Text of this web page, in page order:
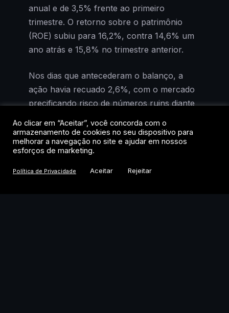
anual e de 3,5% frente ao primeiro
trimestre. O retorno sobre o patrimônio
(ROE) subiu para 16,2%, contra 14,6% um
ano atrás e 15,8% no trimestre anterior.
Nos dias que antecederam o balanço, a
ação havia recuado 2,6%, com o mercado
precificando risco de números ruins diante
macroeconômico. Os resultados mostraram
o contrário: receitas dentro do esperado,
despesas crescendo abaixo da inflação
acumulada em 12 meses e crédito em
Ao clicar em “Aceitar”, você concorda com o
armazenamento de cookies no seu dispositivo para
melhorar a navegação no site e ajudar em nossos
esforços de marketing.
Política de Privacidade Aceitar Rejeitar